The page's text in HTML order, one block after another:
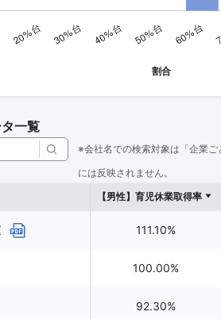
一覧
※会社名での検索対象は「企業
には反映されません。
【男性】育児休業取得率
111.10%
100.00%
92.30%